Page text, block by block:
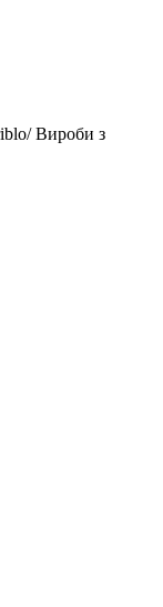
Вироби з